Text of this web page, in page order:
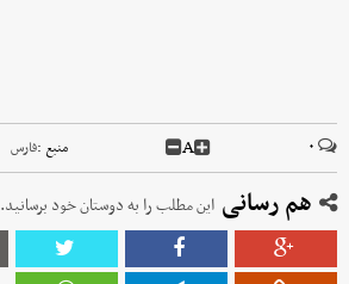
۰ A منبع :فارس
هم رسانی این مطلب را به دوستان خود برسانید.